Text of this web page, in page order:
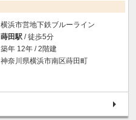
横浜市営地下鉄ブルーライン
蒔田駅 / 徒歩5分
築年 12年 / 2階建
神奈川県横浜市南区蒔田町